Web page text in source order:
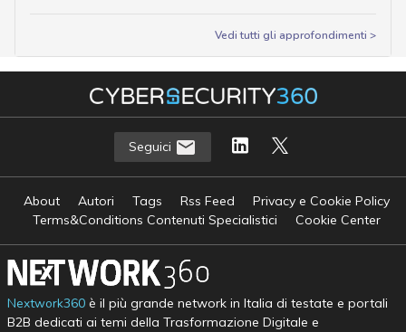
Vedi tutti gli approfondimenti >
Seguici
About Autori Tags Rss Feed
Privacy e Cookie Policy
Terms&Conditions Contenuti Specialistici
Cookie Center
Nextwork360è il più grande network in Italia di testate e portali
B2B dedicati ai temi della Trasformazione Digitale e